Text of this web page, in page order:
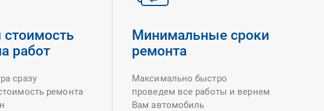
работ
сразу
ремонта
Минимальные сроки
ремонта
Максимально быстро
проведем все работы и вернем
Вам автомобиль